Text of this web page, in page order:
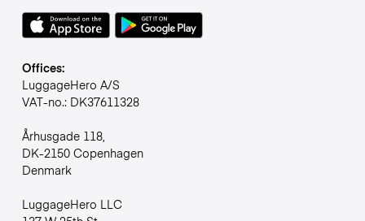
Offices:
LuggageHero A/S
VAT-no.: DK37611328
Århusgade 118,
DK-2150 Copenhagen
Denmark
LuggageHero LLC